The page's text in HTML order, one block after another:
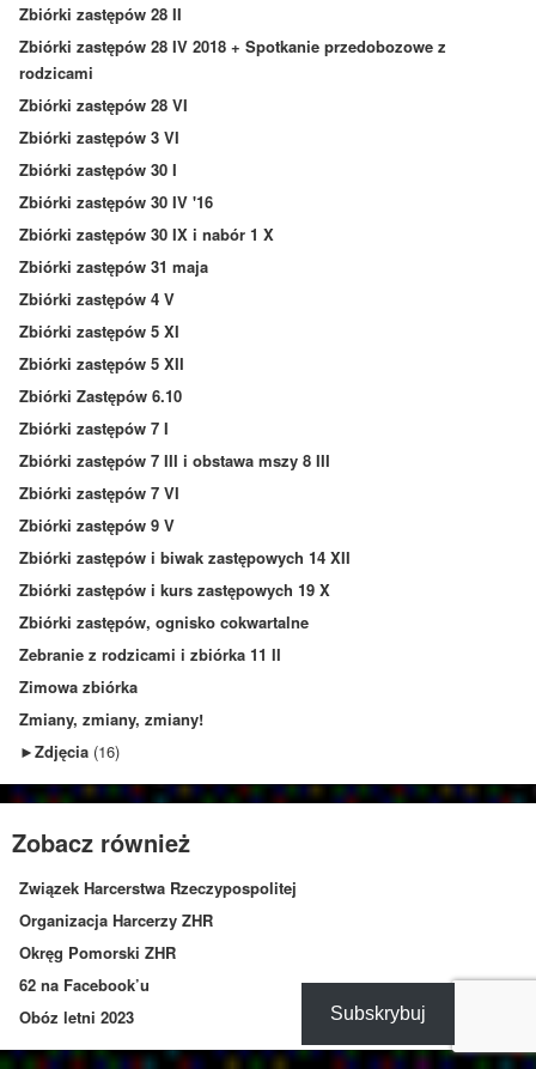
Zbiórki zastępów 28 II
Zbiórki zastępów 28 IV 2018 + Spotkanie przedobozowe z
rodzicami
Zbiórki zastępów 28 VI
Zbiórki zastępów 3 VI
Zbiórki zastępów 30 I
Zbiórki zastępów 30 IV '16
Zbiórki zastępów 30 IX i nabór 1 X
Zbiórki zastępów 31 maja
Zbiórki zastępów 4 V
Zbiórki zastępów 5 XI
Zbiórki zastępów 5 XII
Zbiórki Zastępów 6.10
Zbiórki zastępów 7 I
Zbiórki zastępów 7 III i obstawa mszy 8 III
Zbiórki zastępów 7 VI
Zbiórki zastępów 9 V
Zbiórki zastępów i biwak zastępowych 14 XII
Zbiórki zastępów i kurs zastępowych 19 X
Zbiórki zastępów, ognisko cokwartalne
Zebranie z rodzicami i zbiórka 11 II
Zimowa zbiórka
Zmiany, zmiany, zmiany!
►Zdjęcia (16)
Zobacz również
Związek Harcerstwa Rzeczypospolitej
Organizacja Harcerzy ZHR
Okręg Pomorski ZHR
62 na Facebook’u
Obóz letni 2023
Subskrybuj